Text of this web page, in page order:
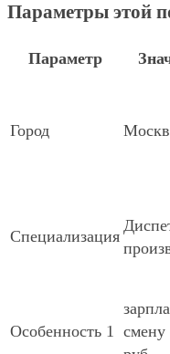
Параметры этой
Параметр
Город
Специализация
Особенность 1 смену